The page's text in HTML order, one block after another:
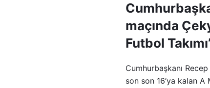
maçında
Futbol
Cumhurbaşkanı
son son 16’ya kalan A